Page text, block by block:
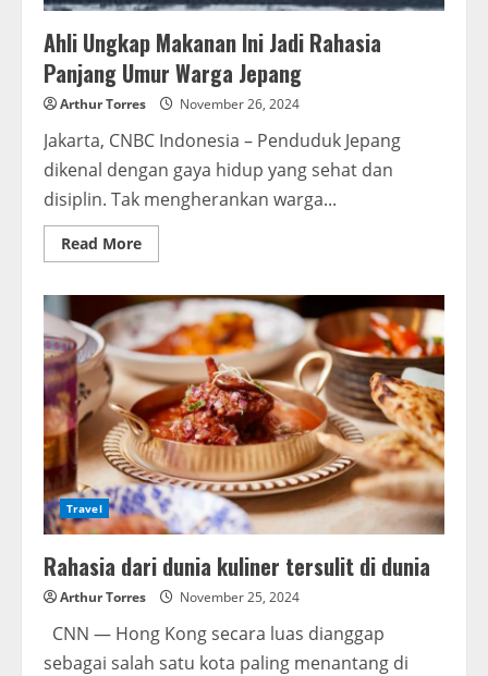
Ahli Ungkap Makanan Ini Jadi Rahasia
Panjang Umur Warga Jepang
Arthur Torres November 26, 2024
Jakarta, CNBC Indonesia – Penduduk Jepang
dikenal dengan gaya hidup yang sehat dan
disiplin. Tak mengherankan warga...
Read More
Travel
Rahasia dari dunia kuliner tersulit di dunia
Arthur Torres November 25, 2024
CNN — Hong Kong secara luas dianggap
sebagai salah satu kota paling menantang di